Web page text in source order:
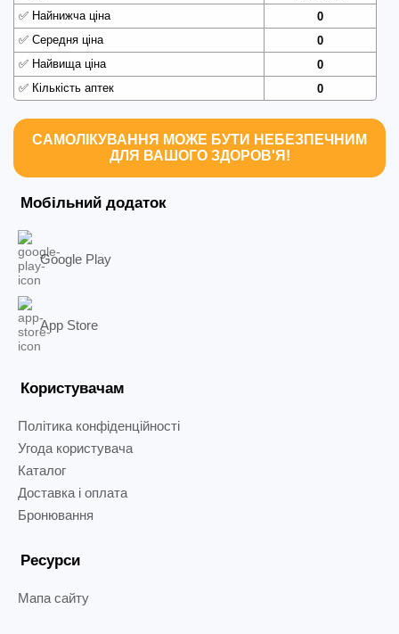
✅ Найнижча ціна
0
✅ Середня ціна
0
✅ Найвища ціна
0
✅ Кількість аптек 0
САМОЛІКУВАННЯ МОЖЕ БУТИ НЕБЕЗПЕЧНИМ
ДЛЯ ВАШОГО ЗДОРОВ'Я!
Мобільний додаток
Google Play
App Store
Користувачам
Політика конфіденційності
Угода користувача
Каталог
Доставка і оплата
Бронювання
Ресурси
Мапа сайту